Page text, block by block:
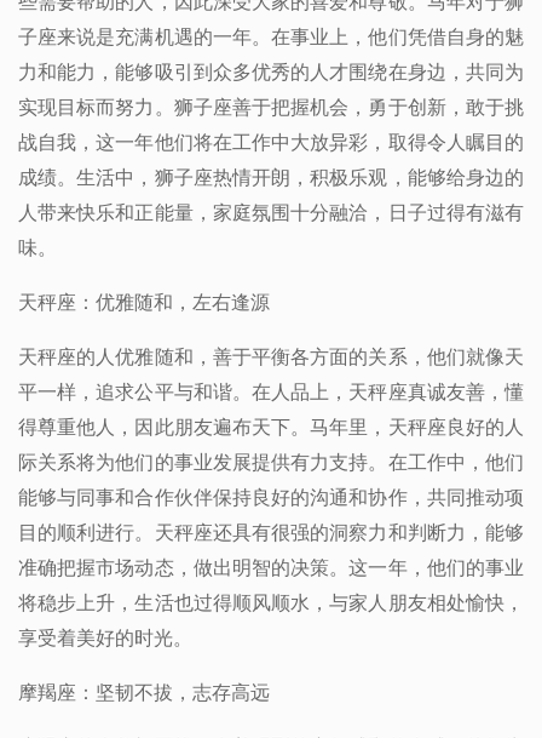
子座来说是充满机遇的一年。在事业上，他们凭借自身的魅
力和能力，能够吸引到众多优秀的人才围绕在身边，共同为
实现目标而努力。狮子座善于把握机会，勇于创新，敢于挑
战自我，这一年他们将在工作中大放异彩，取得令人瞩目的
成绩。生活中，狮子座热情开朗，积极乐观，能够给身边的
人带来快乐和正能量，家庭氛围十分融洽，日子过得有滋有
味。
天秤座：优雅随和，左右逢源
天秤座的人优雅随和，善于平衡各方面的关系，他们就像天
平一样，追求公平与和谐。在人品上，天秤座真诚友善，懂
得尊重他人，因此朋友遍布天下。马年里，天秤座良好的人
际关系将为他们的事业发展提供有力支持。在工作中，他们
能够与同事和合作伙伴保持良好的沟通和协作，共同推动项
目的顺利进行。天秤座还具有很强的洞察力和判断力，能够
准确把握市场动态，做出明智的决策。这一年，他们的事业
将稳步上升，生活也过得顺风顺水，与家人朋友相处愉快，
享受着美好的时光。
摩羯座：坚韧不拔，志存高远